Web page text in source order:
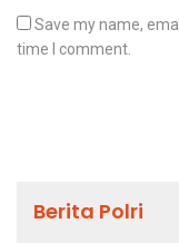
Save my name,
time I comment.
Berita Polri